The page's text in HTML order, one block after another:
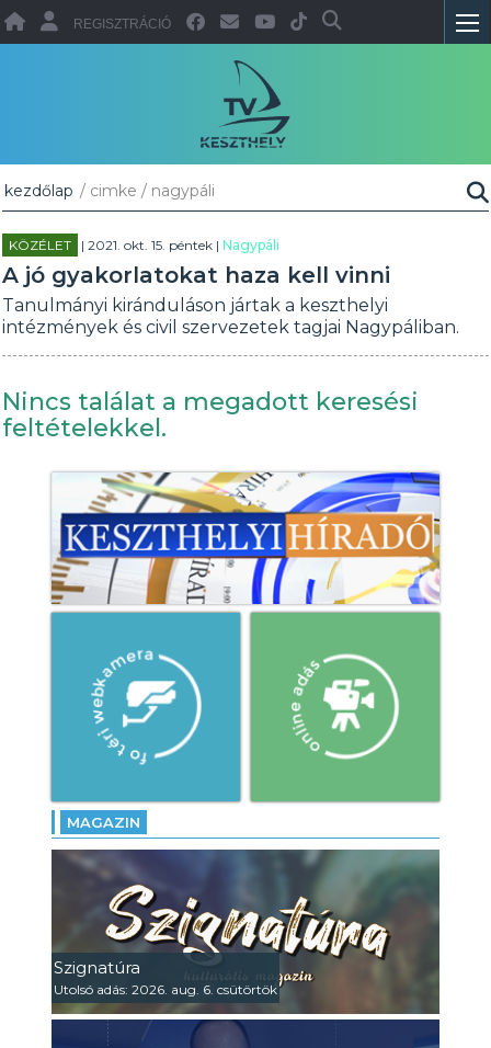
REGISZTRÁCIÓ
kezdőlap / cimke / nagypáli
KÖZÉLET | 2021. okt. 15. péntek |Nagypáli
A jó gyakorlatokat haza kell vinni
Tanulmányi kiránduláson jártak a keszthelyi
intézmények és civil szervezetek tagjai Nagypáliban.
Nincs találat a megadott keresési
feltételekkel.
MAGAZIN
Szignatúra
Utolsó adás: 2026. aug. 6. csütörtök